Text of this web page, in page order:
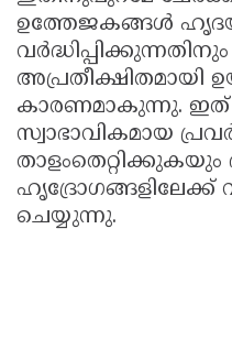
ഉത്തേജകങ്ങൾ
അപ്രതീക്ഷിതമായി
കാരണമാകുന്നു. ഇത്
സ്വാഭാവികമായ
താളംതെറ്റിക്കുകയും
ഹൃദ്രോഗങ്ങളിലേക്ക്
ചെയ്യുന്നു.